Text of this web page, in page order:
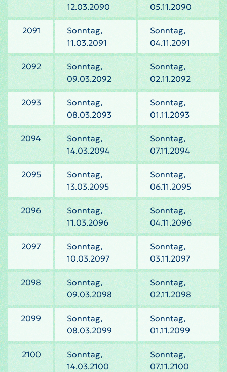
12.03.2090
05.11.2090
2091
Sonntag,
11.03.2091
Sonntag,
04.11.2091
2092
Sonntag,
09.03.2092
Sonntag,
02.11.2092
2093
Sonntag,
08.03.2093
Sonntag,
01.11.2093
2094
Sonntag,
14.03.2094
Sonntag,
07.11.2094
2095
Sonntag,
13.03.2095
Sonntag,
06.11.2095
2096
Sonntag,
11.03.2096
Sonntag,
04.11.2096
2097
Sonntag,
10.03.2097
Sonntag,
03.11.2097
2098
Sonntag,
09.03.2098
Sonntag,
02.11.2098
2099
Sonntag,
08.03.2099
Sonntag,
01.11.2099
2100
Sonntag,
14.03.2100
Sonntag,
07.11.2100